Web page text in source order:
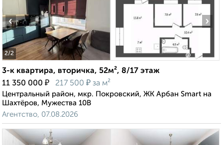
2/2
‹ ›
3-к квартира, вторичка, 52м², 8/17 этаж
11 350 000 ₽ 217 500 ₽ за м²
Центральный район, мкр. Покровский, ЖК Арбан Smart на
Шахтёров, Мужества 10В
Агентство, 07.08.2026